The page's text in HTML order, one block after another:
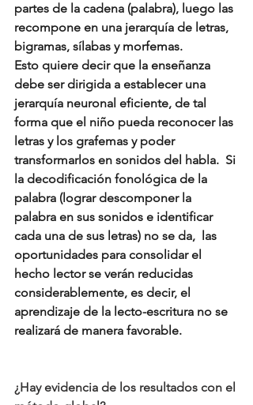
partes de la cadena (palabra), luego las
recompone en una jerarquía de letras,
bigramas, sílabas y morfemas.
Esto quiere decir que la enseñanza
debe ser dirigida a establecer una
jerarquía neuronal eficiente, de tal
forma que el niño pueda reconocer las
letras y los grafemas y poder
transformarlos en sonidos del habla.  Si
la decodificación fonológica de la
palabra (lograr descomponer la
palabra en sus sonidos e identificar
cada una de sus letras) no se da,  las
oportunidades para consolidar el
hecho lector se verán reducidas
considerablemente, es decir, el
aprendizaje de la lecto-escritura no se
realizará de manera favorable.
¿Hay evidencia de los resultados con el